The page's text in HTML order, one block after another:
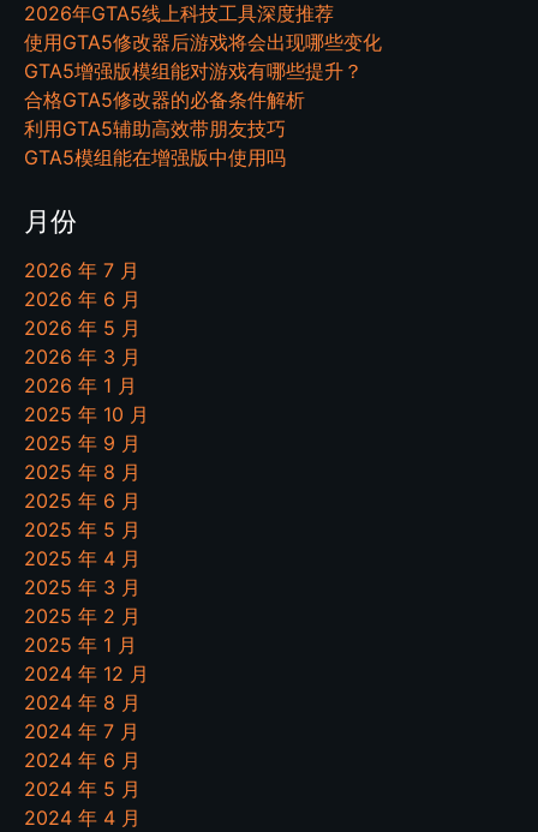
2026年GTA5线上科技工具深度推荐
使用GTA5修改器后游戏将会出现哪些变化
GTA5增强版模组能对游戏有哪些提升？
合格GTA5修改器的必备条件解析
利用GTA5辅助高效带朋友技巧
GTA5模组能在增强版中使用吗
月份
2026 年 7 月
2026 年 6 月
2026 年 5 月
2026 年 3 月
2026 年 1 月
2025 年 10 月
2025 年 9 月
2025 年 8 月
2025 年 6 月
2025 年 5 月
2025 年 4 月
2025 年 3 月
2025 年 2 月
2025 年 1 月
2024 年 12 月
2024 年 8 月
2024 年 7 月
2024 年 6 月
2024 年 5 月
2024 年 4 月